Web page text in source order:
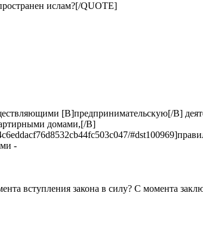
ислам?[/QUOTE]
[B]предпринимательскую[/B]
домами,[/B]
-
вступления закона в силу? С момента